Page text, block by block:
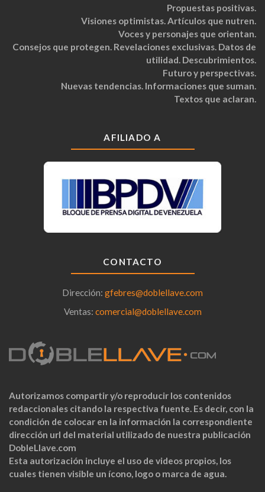
Propuestas positivas.
Visiones optimistas. Artículos que nutren.
Voces y personajes que orientan.
Consejos que protegen. Revelaciones exclusivas. Datos de
utilidad. Descubrimientos.
Futuro y perspectivas.
Nuevas tendencias. Informaciones que suman.
Textos que aclaran.
AFILIADO A
CONTACTO
Dirección: gfebres@doblellave.com
Ventas: comercial@doblellave.com
Autorizamos compartir y/o reproducir los contenidos
redaccionales citando la respectiva fuente. Es decir, con la
condición de colocar en la información la correspondiente
dirección url del material utilizado de nuestra publicación
DobleLlave.com
Esta autorización incluye el uso de videos propios, los
cuales tienen visible un ícono, logo o marca de agua.